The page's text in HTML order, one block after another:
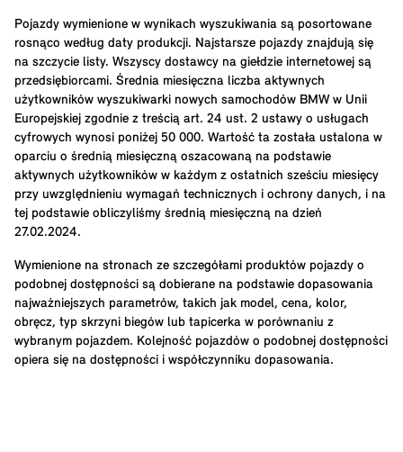
Pojazdy wymienione w wynikach wyszukiwania są posortowane
rosnąco według daty produkcji. Najstarsze pojazdy znajdują się
na szczycie listy. Wszyscy dostawcy na giełdzie internetowej są
przedsiębiorcami. Średnia miesięczna liczba aktywnych
użytkowników wyszukiwarki nowych samochodów BMW w Unii
Europejskiej zgodnie z treścią art. 24 ust. 2 ustawy o usługach
cyfrowych wynosi poniżej 50 000. Wartość ta została ustalona w
oparciu o średnią miesięczną oszacowaną na podstawie
aktywnych użytkowników w każdym z ostatnich sześciu miesięcy
przy uwzględnieniu wymagań technicznych i ochrony danych, i na
tej podstawie obliczyliśmy średnią miesięczną na dzień
27.02.2024.
Wymienione na stronach ze szczegółami produktów pojazdy o
podobnej dostępności są dobierane na podstawie dopasowania
najważniejszych parametrów, takich jak model, cena, kolor,
obręcz, typ skrzyni biegów lub tapicerka w porównaniu z
wybranym pojazdem. Kolejność pojazdów o podobnej dostępności
opiera się na dostępności i współczynniku dopasowania.